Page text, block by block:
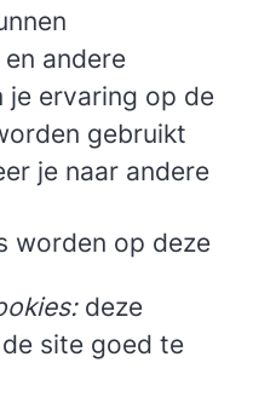
andere
je ervaring op de
gebruikt
je naar andere
worden op deze
deze
site goed te